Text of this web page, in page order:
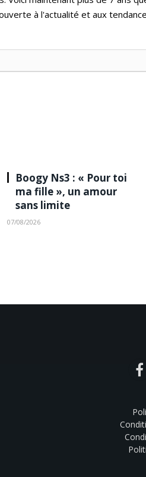
à l'actualité et aux
Boogy Ns3 : « Pour toi
ma fille », un amour
sans limite
07/08/2026